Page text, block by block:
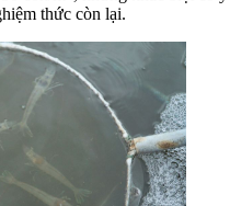
thức còn lại.